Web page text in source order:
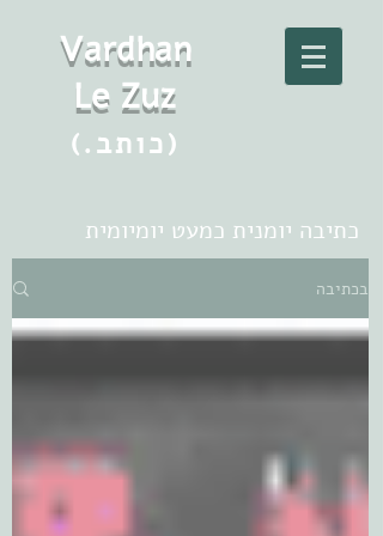
Vardhan
Le Zuz
(.כותב)
כתיבה יומנית כמעט יומיומית
בכתיבה